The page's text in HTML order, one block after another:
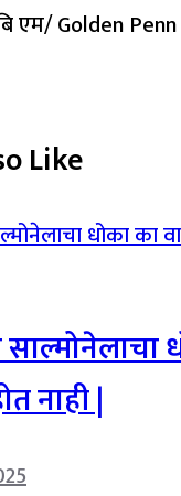
एम/ Golden Penn
Like
नाही |